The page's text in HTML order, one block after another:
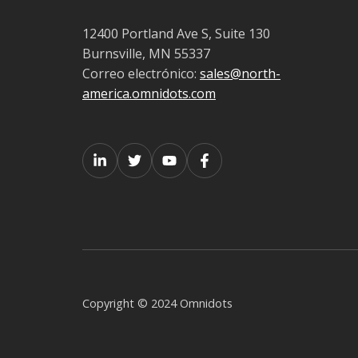
12400 Portland Ave S, Suite 130
Burnsville, MN 55337
Correo electrónico: sales@north-
america.omnidots.com
Copyright © 2024 Omnidots